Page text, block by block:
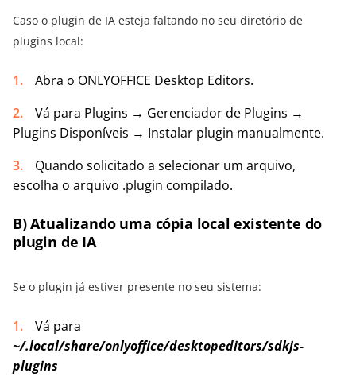
Caso o plugin de IA esteja faltando no seu diretório de
plugins local:
Abra o ONLYOFFICE Desktop Editors.
Vá para Plugins → Gerenciador de Plugins →
Plugins Disponíveis → Instalar plugin manualmente.
Quando solicitado a selecionar um arquivo,
escolha o arquivo .plugin compilado.
B) Atualizando uma cópia local existente do
plugin de IA
Se o plugin já estiver presente no seu sistema:
Vá para
~/.local/share/onlyoffice/desktopeditors/sdkjs-
plugins